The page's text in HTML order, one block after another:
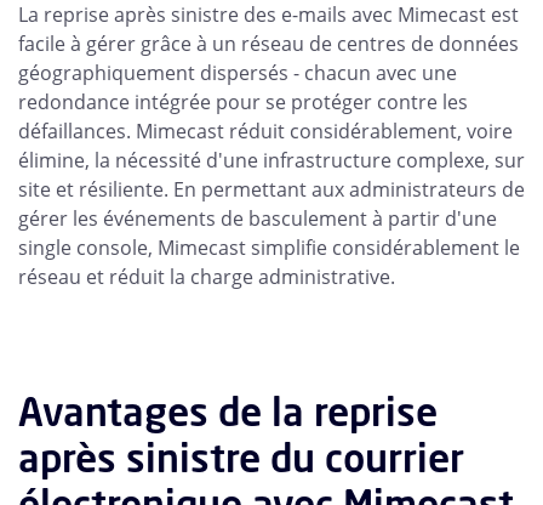
La reprise après sinistre des e-mails avec Mimecast est
facile à gérer grâce à un réseau de centres de données
géographiquement dispersés - chacun avec une
redondance intégrée pour se protéger contre les
défaillances. Mimecast réduit considérablement, voire
élimine, la nécessité d'une infrastructure complexe, sur
site et résiliente. En permettant aux administrateurs de
gérer les événements de basculement à partir d'une
single console, Mimecast simplifie considérablement le
réseau et réduit la charge administrative.
Avantages de la reprise
après sinistre du courrier